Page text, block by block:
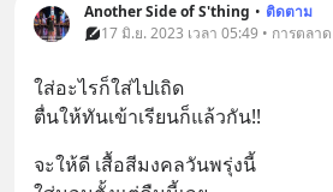
Another Side of S'thing • ติดตาม
17 มิ.ย. 2023 เวลา 05:49 • การตลาด
ใส่อะไรก็ใส่ไปเถิด
ตื่นให้ทันเข้าเรียนก็แล้วกัน!!
จะให้ดี เสื้อสีมงคลวันพรุ่งนี้